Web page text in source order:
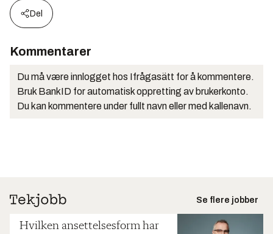
Del
Kommentarer
Du må være innlogget hos Ifrågasätt for å kommentere.
Bruk BankID for automatisk oppretting av brukerkonto.
Du kan kommentere under fullt navn eller med kallenavn.
Se flere jobber
Hvilken ansettelsesform har